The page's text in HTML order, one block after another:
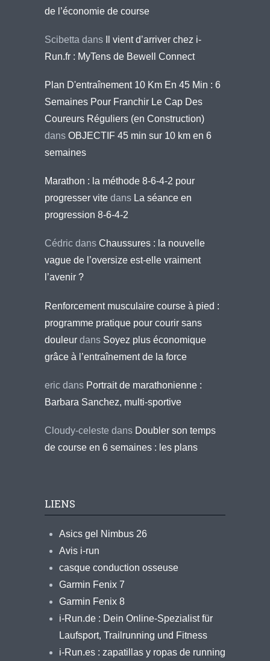
de l’économie de course
Scibetta dans
Il vient d’arriver chez i-
Run.fr : MyTens de Bewell Connect
Plan D'entraînement 10 Km En 45 Min : 6
Semaines Pour Franchir Le Cap Des
Coureurs Réguliers (en Construction)
dans OBJECTIF 45 min sur 10 km en 6
semaines
Marathon : la méthode 8-6-4-2 pour
progresser vite dans La séance en
progression 8-6-4-2
Cédric dans Chaussures : la nouvelle
vague de l’oversize est-elle vraiment
l’avenir ?
Renforcement musculaire course à pied :
programme pratique pour courir sans
douleur dans Soyez plus économique
grâce à l’entraînement de la force
eric dans Portrait de marathonienne :
Barbara Sanchez, multi-sportive
Cloudy-celeste dans Doubler son temps
de course en 6 semaines : les plans
LIENS
Asics gel Nimbus 26
Avis i-run
casque conduction osseuse
Garmin Fenix 7
Garmin Fenix 8
i-Run.de : Dein Online-Spezialist für
Laufsport, Trailrunning und Fitness
i-Run.es : zapatillas y ropas de running